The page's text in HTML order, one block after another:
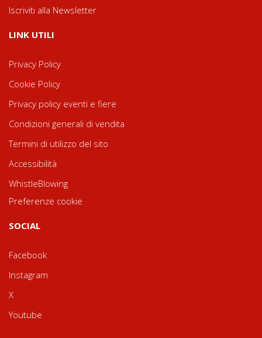
Iscriviti alla Newsletter
LINK UTILI
Privacy Policy
Cookie Policy
Privacy policy eventi e fiere
Condizioni generali di vendita
Termini di utilizzo del sito
Accessibilità
WhistleBlowing
Preferenze cookie
SOCIAL
Facebook
Instagram
X
Youtube